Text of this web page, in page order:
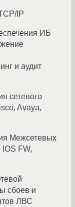
IP
ИБ
и аудит
сетевого
Avaya,
Межсетевых
FW,
сбоев и
ЛВС